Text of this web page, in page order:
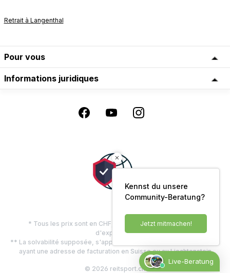
Retrait à Langenthal
Pour vous
Informations juridiques
* Tous les prix sont en CHF, TVA comprise, plus les frais
d'expédition
** La solvabilité supposée, s'applique uniquement aux clients privés
ayant une adresse de facturation en Suisse ou au Liechtenstein
© 2026 reitsport.ch
Kennst du unsere
Community-Beratung?
Jetzt mitmachen!
Live-Beratung